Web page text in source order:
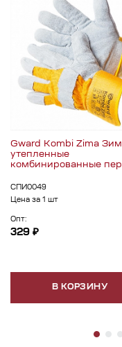
Gward Kombi Zima
утепленные
комбинированные
СПИ0049
Цена за 1 шт
Опт:
329 ₽
В КОРЗИНУ